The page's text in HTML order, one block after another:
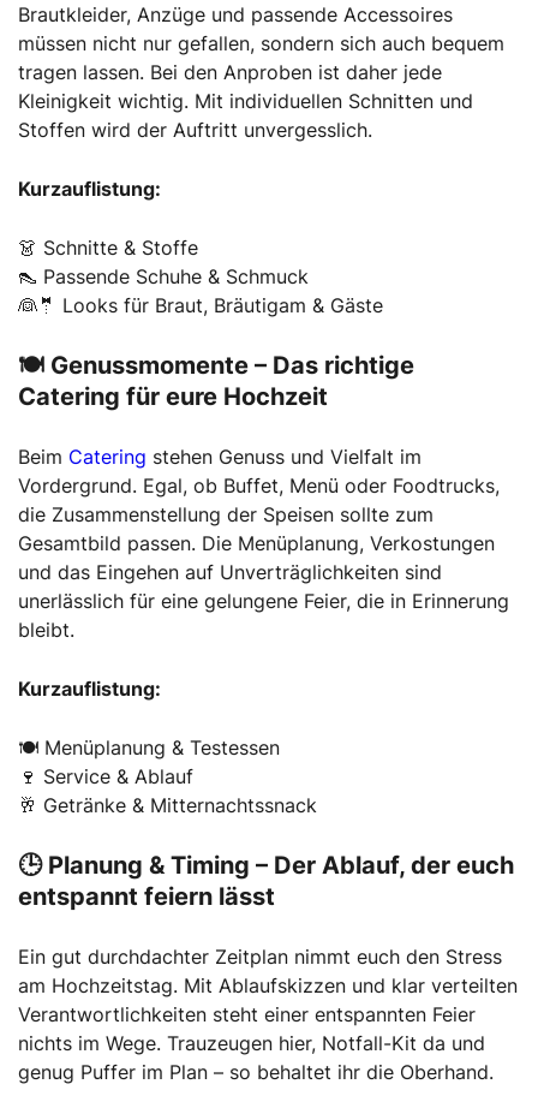
Brautkleider, Anzüge und passende Accessoires
müssen nicht nur gefallen, sondern sich auch bequem
tragen lassen. Bei den Anproben ist daher jede
Kleinigkeit wichtig. Mit individuellen Schnitten und
Stoffen wird der Auftritt unvergesslich.
Kurzauflistung:
👗 Schnitte & Stoffe
👠 Passende Schuhe & Schmuck
👰🤵 Looks für Braut, Bräutigam & Gäste
🍽 Genussmomente – Das richtige
Catering für eure Hochzeit
Beim Catering stehen Genuss und Vielfalt im
Vordergrund. Egal, ob Buffet, Menü oder Foodtrucks,
die Zusammenstellung der Speisen sollte zum
Gesamtbild passen. Die Menüplanung, Verkostungen
und das Eingehen auf Unverträglichkeiten sind
unerlässlich für eine gelungene Feier, die in Erinnerung
bleibt.
Kurzauflistung:
🍽 Menüplanung & Testessen
🍷 Service & Ablauf
🥂 Getränke & Mitternachtssnack
🕒 Planung & Timing – Der Ablauf, der euch
entspannt feiern lässt
Ein gut durchdachter Zeitplan nimmt euch den Stress
am Hochzeitstag. Mit Ablaufskizzen und klar verteilten
Verantwortlichkeiten steht einer entspannten Feier
nichts im Wege. Trauzeugen hier, Notfall-Kit da und
genug Puffer im Plan – so behaltet ihr die Oberhand.